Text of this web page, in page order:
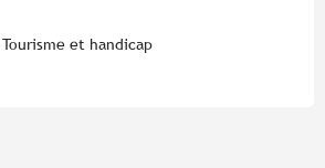
Tourisme et handicap